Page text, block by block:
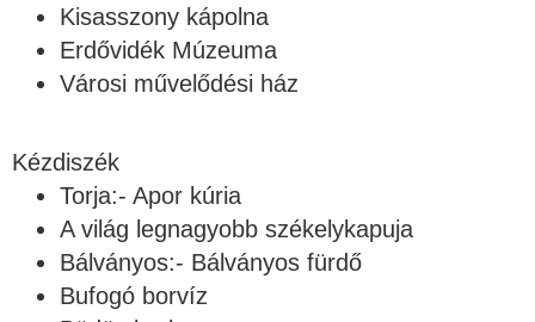
Kisasszony kápolna
Erdővidék Múzeuma
Városi művelődési ház
Kézdiszék
Torja:- Apor kúria
A világ legnagyobb székelykapuja
Bálványos:- Bálványos fürdő
Bufogó borvíz